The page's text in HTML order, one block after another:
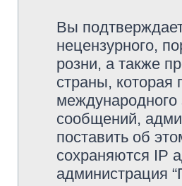
Вы
нецензурного,
розни, а также
страны, которая
сообщений,
поставить об
сохраняются IP
администрация